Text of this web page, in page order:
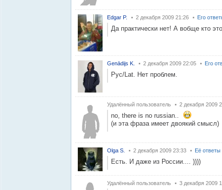
Edgar P. 2 декабря 2009 21:26 Его
Да практически нет! А вобще кто
Genādijs K. 2 декабря 2009 22:05 Его
Рус/Lat. Нет проблем.
Удалённый пользователь 2 декабря 2009
no, there is no russian..
(и эта фраза имеет двоякий смысл)
Olga S. 2 декабря 2009 23:33 Её ответы
Есть. И даже из России.... ))))
Удалённый пользователь 3 декабря 2009